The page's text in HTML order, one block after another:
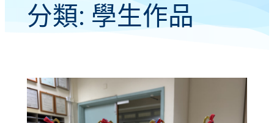
分類: 學生作品